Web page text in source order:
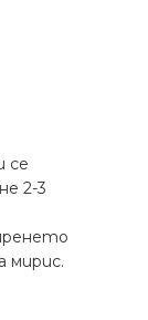
се
2-3
мирис.